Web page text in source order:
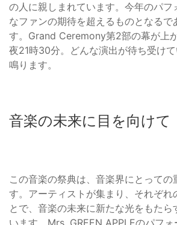
の人に親しまれています。今年のパフ
なファンの期待を超えるものとなるで
す。Grand Ceremony第2部の幕が上
夜21時30分。どんな演出が待ち受け
鳴ります。
音楽の未来に目を向けて
この音楽の祭典は、音楽界にとっての
す。アーティストが集まり、それぞれ
とで、音楽の未来に新たな光をもたら